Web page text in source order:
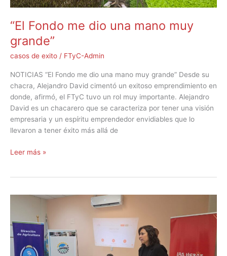
“El Fondo me dio una mano muy
grande”
casos de exito / FTyC-Admin
NOTICIAS “El Fondo me dio una mano muy grande” Desde su
chacra, Alejandro David cimentó un exitoso emprendimiento en
donde, afirmó, el FTyC tuvo un rol muy importante. Alejandro
David es un chacarero que se caracteriza por tener una visión
empresaria y un espíritu emprendedor envidiables que lo
llevaron a tener éxito más allá de
Leer más »
del
FTyC